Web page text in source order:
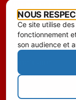
Les instruments
Expositions
Chapelle de
Histoire
À PROPOS
NOUS
Ce site utilise
fonctionnement
son audience et